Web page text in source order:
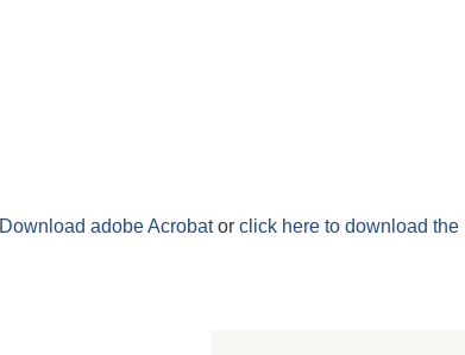
Download adobe Acrobator click here to download the